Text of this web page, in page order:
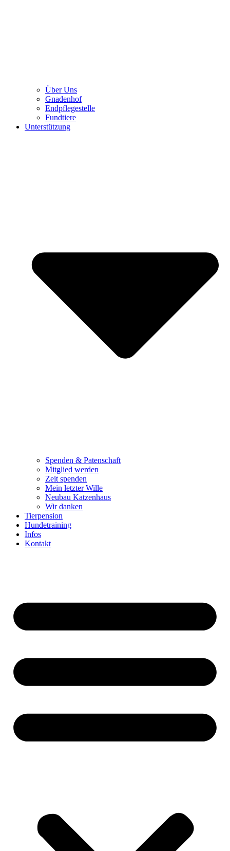
Über Uns
Gnadenhof
Endpflegestelle
Fundtiere
Unterstützung
Spenden & Patenschaft
Mitglied werden
Zeit spenden
Mein letzter Wille
Neubau Katzenhaus
Wir danken
Tierpension
Hundetraining
Infos
Kontakt